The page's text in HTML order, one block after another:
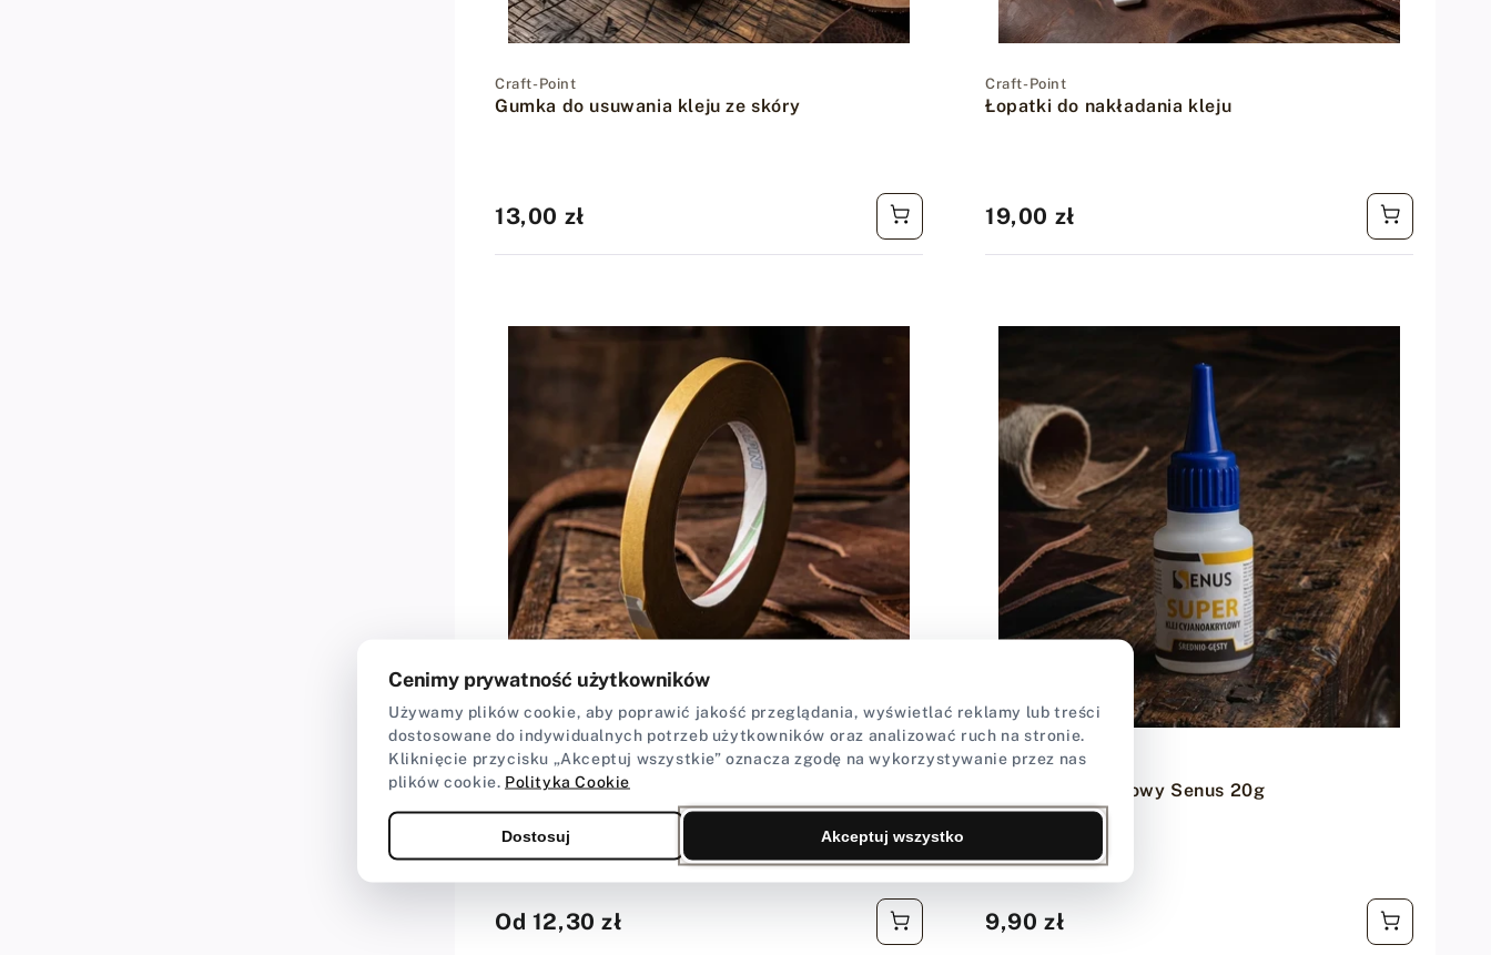
Dostawca:
Craft-Point
Gumka do usuwania kleju ze skóry
Cena
regularna
13,00 zł
Dostawca:
Craft-Point
Łopatki do nakładania kleju
Cena
regularna
19,00 zł
Dostawca:
Craft-Point
Taśma do skóry transparentna (dwustronna)
5mm/10mm - 50mb
★★★★★
★★★★★5,0 (1)
Cena
regularna
Od 12,30 zł
Dostawca:
Craft-Point
Klej cyjanoakrylowy Senus 20g
★★★★★
★★★★★5,0 (3)
Cena
regularna
9,90 zł
Cenimy prywatność użytkowników
Używamy plików cookie, aby poprawić jakość przeglądania, wyświetlać reklamy lub treści
dostosowane do indywidualnych potrzeb użytkowników oraz analizować ruch na stronie.
Kliknięcie przycisku „Akceptuj wszystkie” oznacza zgodę na wykorzystywanie przez nas
plików cookie. Polityka Cookie
Dostosuj Akceptuj wszystko